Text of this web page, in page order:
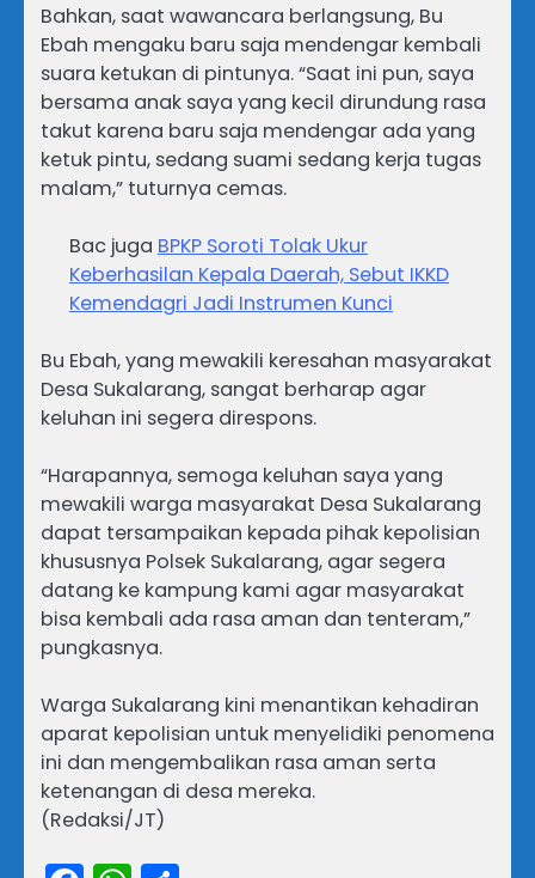
Bahkan, saat wawancara berlangsung, Bu
Ebah mengaku baru saja mendengar kembali
suara ketukan di pintunya. “Saat ini pun, saya
bersama anak saya yang kecil dirundung rasa
takut karena baru saja mendengar ada yang
ketuk pintu, sedang suami sedang kerja tugas
malam,” tuturnya cemas.
Bac juga BPKP Soroti Tolak Ukur
Keberhasilan Kepala Daerah, Sebut IKKD
Kemendagri Jadi Instrumen Kunci
Bu Ebah, yang mewakili keresahan masyarakat
Desa Sukalarang, sangat berharap agar
keluhan ini segera direspons.
“Harapannya, semoga keluhan saya yang
mewakili warga masyarakat Desa Sukalarang
dapat tersampaikan kepada pihak kepolisian
khususnya Polsek Sukalarang, agar segera
datang ke kampung kami agar masyarakat
bisa kembali ada rasa aman dan tenteram,”
pungkasnya.
Warga Sukalarang kini menantikan kehadiran
aparat kepolisian untuk menyelidiki penomena
ini dan mengembalikan rasa aman serta
ketenangan di desa mereka.
(Redaksi/JT)